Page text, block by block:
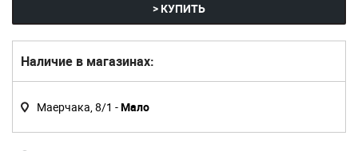
> КУПИТЬ
Наличие в магазинах:
Маерчака, 8/1 -Мало